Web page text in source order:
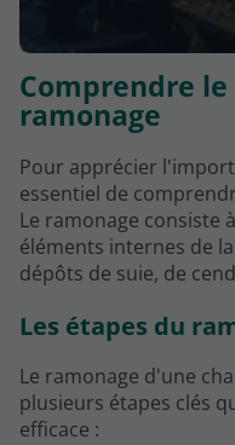
Comprendre le
ramonage
Pour apprécier
essentiel de
Le ramonage consiste
éléments internes de
dépôts de suie, de
Les étapes du
Le ramonage d'une
plusieurs étapes clés
efficace :